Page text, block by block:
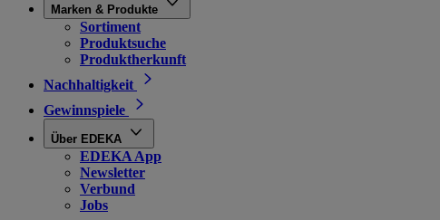
Marken & Produkte
Sortiment
Produktsuche
Produktherkunft
Nachhaltigkeit
Gewinnspiele
Über EDEKA
EDEKA App
Newsletter
Verbund
Jobs